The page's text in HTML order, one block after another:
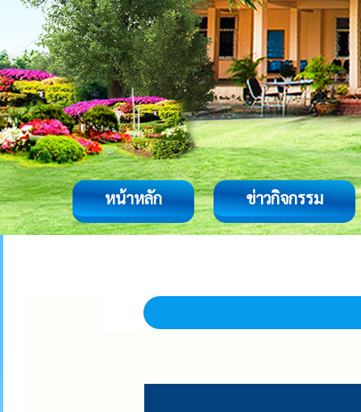
หน้าหลัก ข่าวกิจกรรม